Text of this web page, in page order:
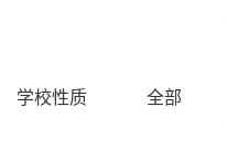
学校性质
全部